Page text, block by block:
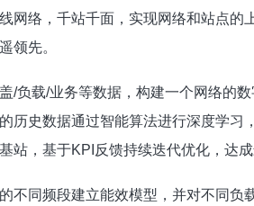
网络，千站千面，实现网络和站点的
领先。
/负载/业务等数据，构建一个网络的
历史数据通过智能算法进行深度学习
站，基于KPI反馈持续迭代优化，达
不同频段建立能效模型，并对不同负